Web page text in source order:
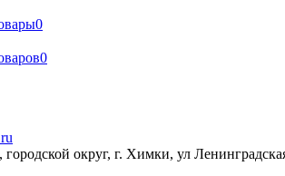
0
0
городской округ, г. Химки, ул